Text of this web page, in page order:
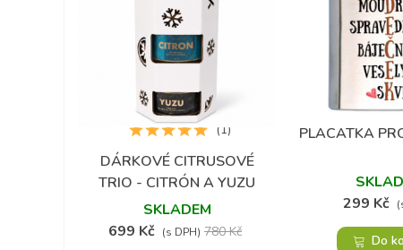
Přidat do oblíbených
DÁRKOVÉ CITRUSOVÉ
TRIO - CITRÓN A YUZU
SKLADEM
699 Kč (s DPH) 780 Kč
(1) Přidat do
PLACATKA
299 Kč
Do